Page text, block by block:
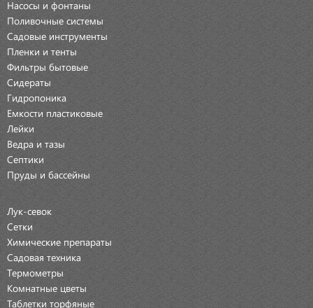
Насосы и фонтаны
Поливочные системы
Садовые инструменты
Пленки и тенты
Фильтры бытовые
Сидераты
Гидропоника
Емкости пластиковые
Лейки
Ведра и тазы
Септики
Пруды и бассейны
Лук-севок
Сетки
Химические препараты
Садовая техника
Термометры
Комнатные цветы
Таблетки торфяные